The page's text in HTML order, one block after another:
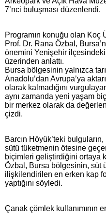
7’nci buluşması düzenlendi.
Programın konuğu olan Koç
Prof. Dr. Rana Özbal,
önemini Yenişehir ilçesindeki
üzerinden anlattı.
Bursa bölgesinin yalnızca
Anadolu’dan Avrupa’ya
olarak kalmadığını
aynı zamanda yeni yaşam
bir merkez olarak da
çizdi.
Barcın Höyük’teki
sütü tüketmenin ötesine
biçimleri geliştirdiğini ortaya
Özbal, Bursa bölgesinin, süt
ilişkilendirilen en erken kap
yaptığını söyledi.
Çanak çömlek kullanımının